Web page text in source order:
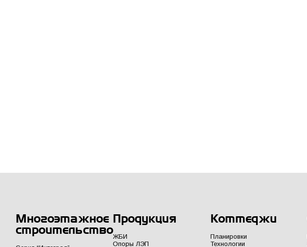
Многоэтажное
строительство
Продукция
ЖБИ
Опоры ЛЭП
Коттеджи
Планировки
Технологии